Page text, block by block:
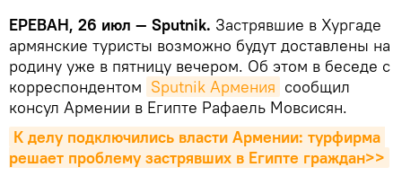
ЕРЕВАН, 26 июл — Sputnik. Застрявшие в Хургаде
армянские туристы возможно будут доставлены на
родину уже в пятницу вечером. Об этом в беседе с
корреспондентом Sputnik Армения сообщил
консул Армении в Египте Рафаель Мовсисян.
К делу подключились власти Армении: турфирма
решает проблему застрявших в Египте граждан>>